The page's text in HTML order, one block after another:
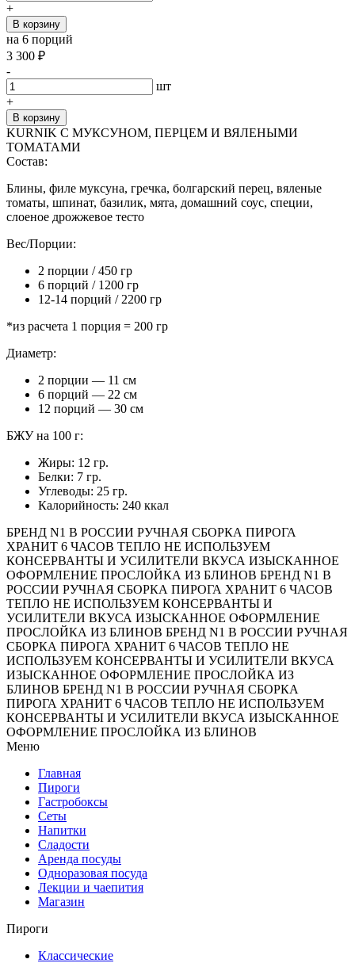
+
В корзину
на 6 порций
3 300 ₽
-
шт
+
В корзину
KURNIK С МУКСУНОМ, ПЕРЦЕМ И ВЯЛЕНЫМИ
ТОМАТАМИ
Состав:
Блины, филе муксуна, гречка, болгарский перец, вяленые
томаты, шпинат, базилик, мята, домашний соус, специи,
слоеное дрожжевое тесто
Вес/Порции:
2 порции / 450 гр
6 порций / 1200 гр
12-14 порций / 2200 гр
*из расчета 1 порция = 200 гр
Диаметр:
2 порции — 11 см
6 порций — 22 см
12 порций — 30 см
БЖУ на 100 г:
Жиры: 12 гр.
Белки: 7 гр.
Углеводы: 25 гр.
Калорийность: 240 ккал
БРЕНД N1 В РОССИИ РУЧНАЯ СБОРКА ПИРОГА
ХРАНИТ 6 ЧАСОВ ТЕПЛО НЕ ИСПОЛЬЗУЕМ
КОНСЕРВАНТЫ И УСИЛИТЕЛИ ВКУСА ИЗЫСКАННОЕ
ОФОРМЛЕНИЕ ПРОСЛОЙКА ИЗ БЛИНОВ БРЕНД N1 В
РОССИИ РУЧНАЯ СБОРКА ПИРОГА ХРАНИТ 6 ЧАСОВ
ТЕПЛО НЕ ИСПОЛЬЗУЕМ КОНСЕРВАНТЫ И
УСИЛИТЕЛИ ВКУСА ИЗЫСКАННОЕ ОФОРМЛЕНИЕ
ПРОСЛОЙКА ИЗ БЛИНОВ БРЕНД N1 В РОССИИ РУЧНАЯ
СБОРКА ПИРОГА ХРАНИТ 6 ЧАСОВ ТЕПЛО НЕ
ИСПОЛЬЗУЕМ КОНСЕРВАНТЫ И УСИЛИТЕЛИ ВКУСА
ИЗЫСКАННОЕ ОФОРМЛЕНИЕ ПРОСЛОЙКА ИЗ
БЛИНОВ БРЕНД N1 В РОССИИ РУЧНАЯ СБОРКА
ПИРОГА ХРАНИТ 6 ЧАСОВ ТЕПЛО НЕ ИСПОЛЬЗУЕМ
КОНСЕРВАНТЫ И УСИЛИТЕЛИ ВКУСА ИЗЫСКАННОЕ
ОФОРМЛЕНИЕ ПРОСЛОЙКА ИЗ БЛИНОВ
Меню
Главная
Пироги
Гастробоксы
Сеты
Напитки
Сладости
Аренда посуды
Одноразовая посуда
Лекции и чаепития
Магазин
Пироги
Классические